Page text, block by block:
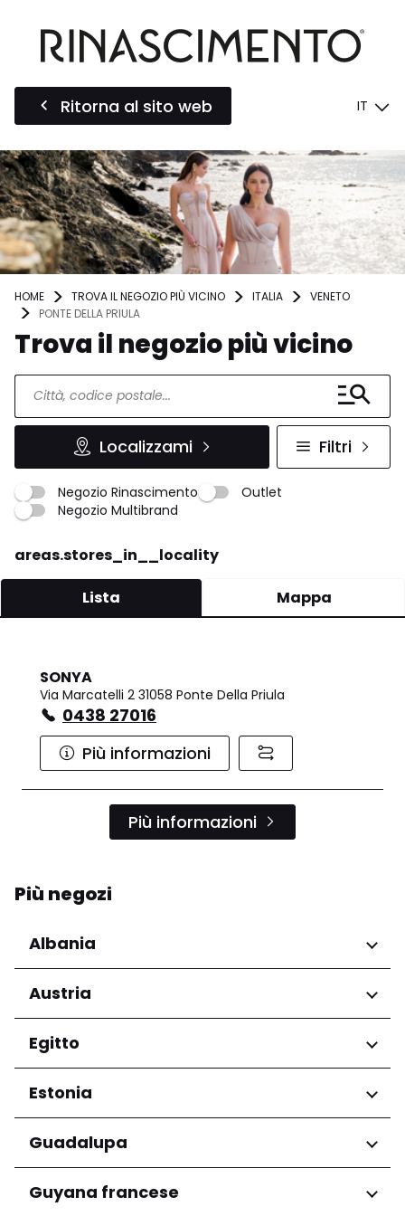
Ritorna al sito web IT
HOME TROVA IL NEGOZIO PIÙ VICINO ITALIA
VENETO
PONTE DELLA PRIULA
Trova il negozio più vicino
Localizzami Filtri
Negozio Rinascimento
Outlet
Negozio Multibrand
areas.stores_in__locality
Lista Mappa
SONYA
Via Marcatelli 2 31058 Ponte Della Priula
0438 27016
Più informazioni
Più informazioni
Più negozi
Albania
Regioni
Qarku i Tiranës
Austria
Regioni
Niederösterreich
Salzburg
Wien
Egitto
Regioni
Governatorato del Cairo
Estonia
Regioni
Harju maakond
Tartu maakond
Guadalupa
Regioni
Guyana francese